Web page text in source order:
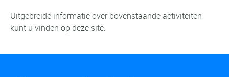
Uitgebreide informatie over bovenstaande activiteiten
kunt u vinden op deze site.